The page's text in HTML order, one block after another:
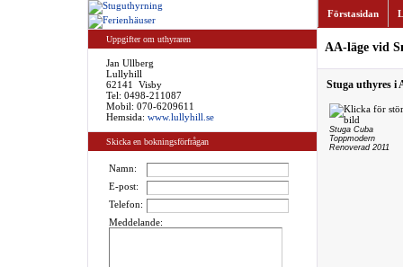
Uppgifter om uthyraren
Jan Ullberg
Lullyhill
62141 Visby
Tel: 0498-211087
Mobil: 070-6209611
Hemsida: www.lullyhill.se
Skicka en bokningsförfrågan
Namn:
E-post:
Telefon:
Meddelande:
Förstasidan
AA-läge vid
Stuga uthyres i
Stuga Cuba
Toppmodern
Renoverad 2011